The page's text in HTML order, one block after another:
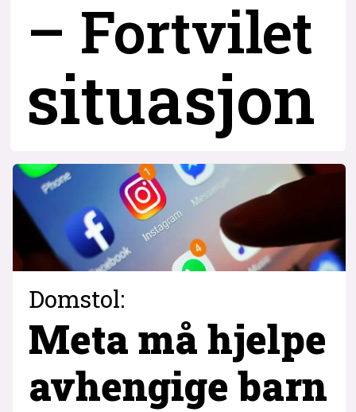
– Fortvilet
situasjon
Domstol:
Meta må hjelpe
avhengige barn